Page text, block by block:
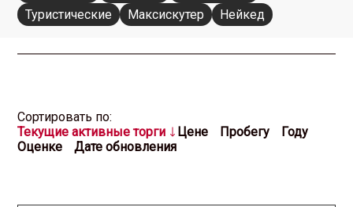
Туристические
Максискутер Нейкед
Cортировать по:
Текущие активные торги
Цене Пробегу
Году
Оценке
Дате обновления